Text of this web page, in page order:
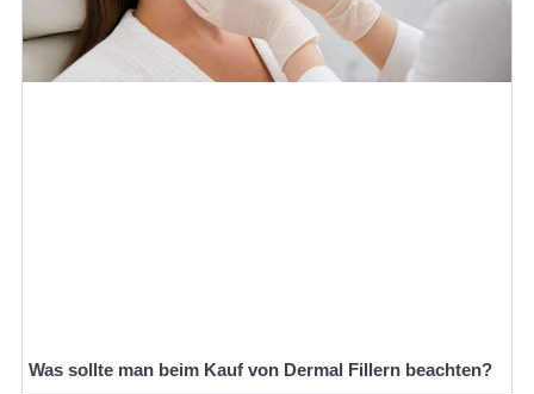
Was sollte man beim Kauf von Dermal Fillern beachten?